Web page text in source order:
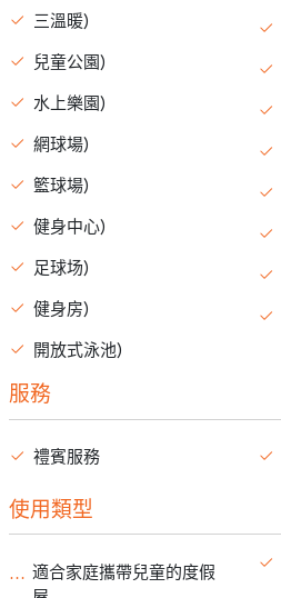
三溫暖)
兒童公園)
水上樂園)
網球場)
籃球場)
健身中心)
足球场)
健身房)
開放式泳池)
服務
禮賓服務
使用類型
適合家庭攜帶兒童的度假